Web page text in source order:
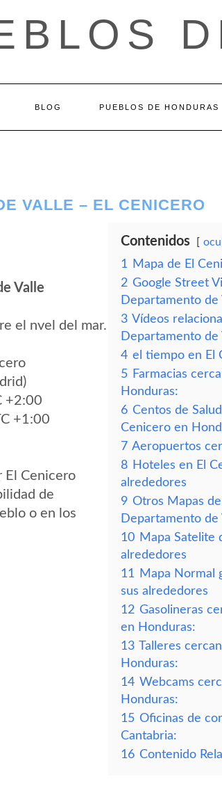
BLOG PUEBLOS DE HONDURAS
VALLE – EL CENICERO
Valle
el nvel del mar.
+2:00
+1:00
El Cenicero
de
o en los
Contenidos
1
Mapa de El
2 Google Street
Departamento de
3 Vídeos
Departamento de
4 el tiempo en El
5 Farmacias
Honduras:
6 Centos de
Cenicero en
7 Aeropuertos
8 Hoteles en El
alrededores
9 Otros Mapas
Departamento de
10 Mapa Satelite
alrededores
11
Mapa Normal
sus alrededores
12 Gasolineras
en Honduras:
13 Talleres
Honduras:
14 Webcams
Honduras:
15 Oficinas de
Cantabria:
16 Contenido